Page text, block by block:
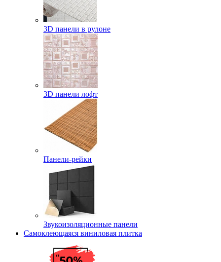
3D панели в рулоне
3D панели лофт
Панели-рейки
Звукоизоляционные панели
Самоклеющаяся виниловая плитка